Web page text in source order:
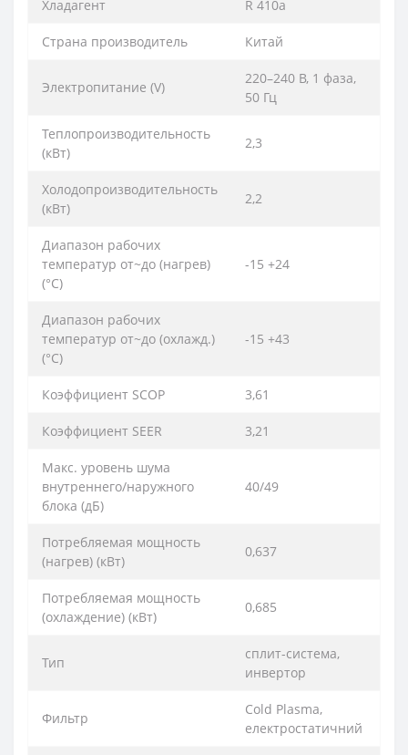
Хладагент R 410a
Страна производитель Китай
Электропитание (V)
220–240 B, 1 фаза,
50 Гц
Теплопроизводительность
(кВт)
2,3
Холодопроизводительность
(кВт)
2,2
Диапазон рабочих
температур от~до (нагрев)
(°C)
-15 +24
Диапазон рабочих
температур от~до (охлажд.)
(°C)
-15 +43
Коэффициент SCOP 3,61
Коэффициент SEER 3,21
Макс. уровень шума
внутреннего/наружного
блока (дБ)
40/49
Потребляемая мощность
(нагрев) (кВт)
0,637
Потребляемая мощность
(охлаждение) (кВт)
0,685
Тип
сплит-система,
инвертор
Фильтр
Cold Plasma,
електростатичний